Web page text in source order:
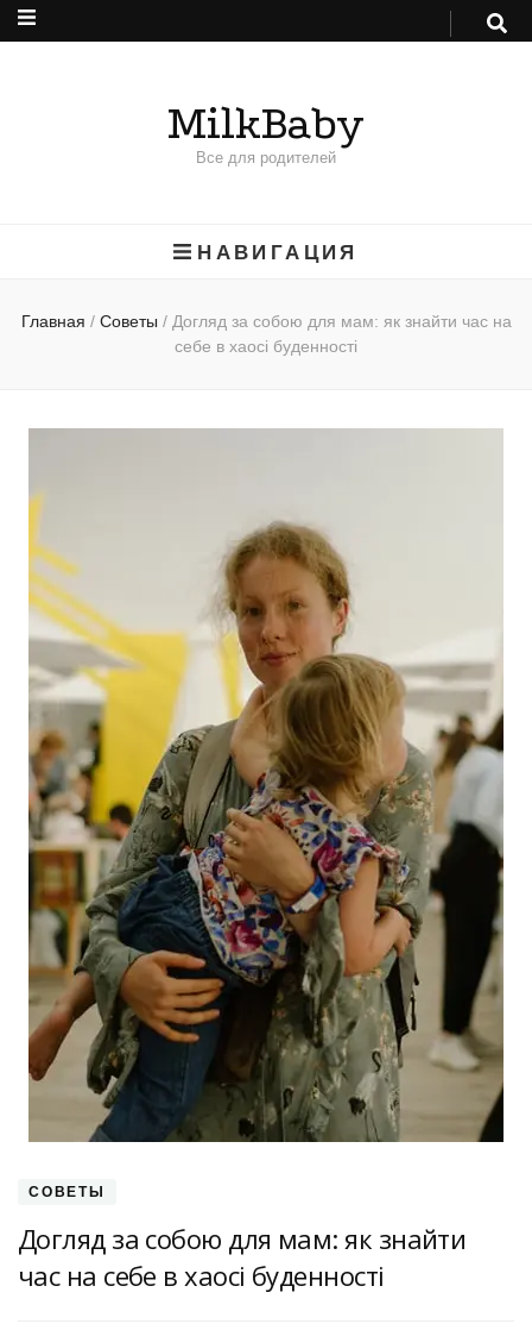
MilkBaby
Все для родителей
НАВИГАЦИЯ
Главная / Советы / Догляд за собою для мам: як знайти час на
себе в хаосі буденності
СОВЕТЫ
Догляд за собою для мам: як знайти
час на себе в хаосі буденності